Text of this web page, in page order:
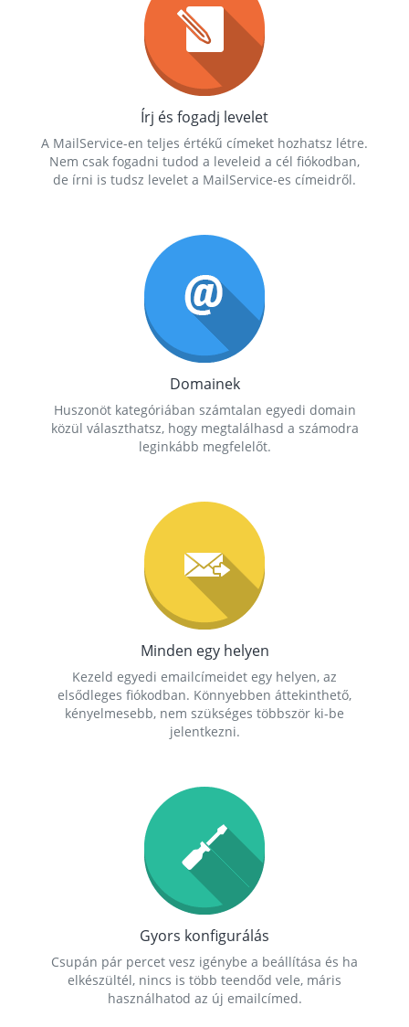
Írj és fogadj levelet
A MailService-en teljes értékű címeket hozhatsz létre.
Nem csak fogadni tudod a leveleid a cél fiókodban,
de írni is tudsz levelet a MailService-es címeidről.
Domainek
Huszonöt kategóriában számtalan egyedi domain
közül választhatsz, hogy megtalálhasd a számodra
leginkább megfelelőt.
Minden egy helyen
Kezeld egyedi emailcímeidet egy helyen, az
elsődleges fiókodban. Könnyebben áttekinthető,
kényelmesebb, nem szükséges többször ki-be
jelentkezni.
Gyors konfigurálás
Csupán pár percet vesz igénybe a beállítása és ha
elkészültél, nincs is több teendőd vele, máris
használhatod az új emailcímed.